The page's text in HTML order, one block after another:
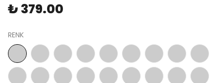
₺ 379.00
RENK